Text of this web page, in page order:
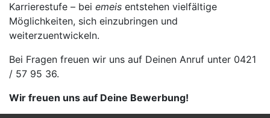
Karrierestufe – bei emeis entstehen vielfältige
Möglichkeiten, sich einzubringen und
weiterzuentwickeln.
Bei Fragen freuen wir uns auf Deinen Anruf unter 0421
/ 57 95 36.
Wir freuen uns auf Deine Bewerbung!